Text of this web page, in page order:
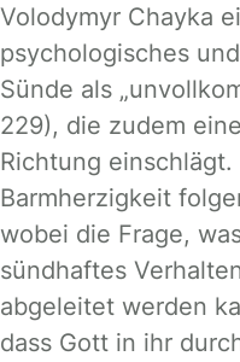
Volodymyr Chayka
psychologisches
Sünde als
229), die zudem
Richtung
Barmherzigkeit
wobei die Frage,
sündhaftes
abgeleitet werden
dass Gott in ihr